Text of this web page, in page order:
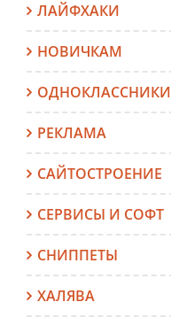
ЛАЙФХАКИ
НОВИЧКАМ
ОДНОКЛАССНИКИ
РЕКЛАМА
САЙТОСТРОЕНИЕ
СЕРВИСЫ И СОФТ
СНИППЕТЫ
ХАЛЯВА